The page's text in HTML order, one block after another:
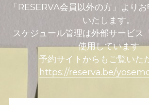
「RESERVA会員以外の方」より
いたします。
スケジュール管理は外部サービス
使用しています
予約サイトからもご覧いた
https://reserva.be/